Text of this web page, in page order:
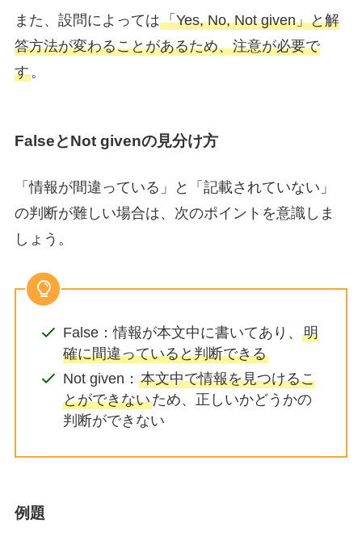
また、設問によっては「Yes, No, Not given」と解
答方法が変わることがあるため、注意が必要で
す。
FalseとNot givenの見分け方
「情報が間違っている」と「記載されていない」
の判断が難しい場合は、次のポイントを意識しま
しょう。
False：情報が本文中に書いてあり、明
確に間違っていると判断できる
Not given：本文中で情報を見つけるこ
とができないため、正しいかどうかの
判断ができない
例題